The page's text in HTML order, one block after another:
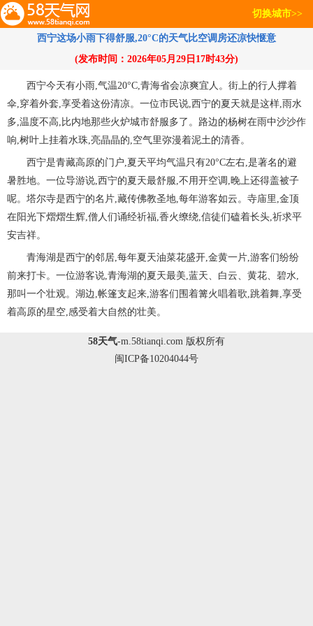
切换城市>>
西宁这场小雨下得舒服,20°C的天气比空调房还凉快惬意
(发布时间：2026年05月29日17时43分)
西宁今天有小雨,气温20°C,青海省会凉爽宜人。街上的行人撑着
伞,穿着外套,享受着这份清凉。一位市民说,西宁的夏天就是这样,雨水
多,温度不高,比内地那些火炉城市舒服多了。路边的杨树在雨中沙沙作
响,树叶上挂着水珠,亮晶晶的,空气里弥漫着泥土的清香。
西宁是青藏高原的门户,夏天平均气温只有20°C左右,是著名的避
暑胜地。一位导游说,西宁的夏天最舒服,不用开空调,晚上还得盖被子
呢。塔尔寺是西宁的名片,藏传佛教圣地,每年游客如云。寺庙里,金顶
在阳光下熠熠生辉,僧人们诵经祈福,香火缭绕,信徒们磕着长头,祈求平
安吉祥。
青海湖是西宁的邻居,每年夏天油菜花盛开,金黄一片,游客们纷纷
前来打卡。一位游客说,青海湖的夏天最美,蓝天、白云、黄花、碧水,
那叫一个壮观。湖边,帐篷支起来,游客们围着篝火唱着歌,跳着舞,享受
着高原的星空,感受着大自然的壮美。
58天气-m.58tianqi.com 版权所有
闽ICP备10204044号